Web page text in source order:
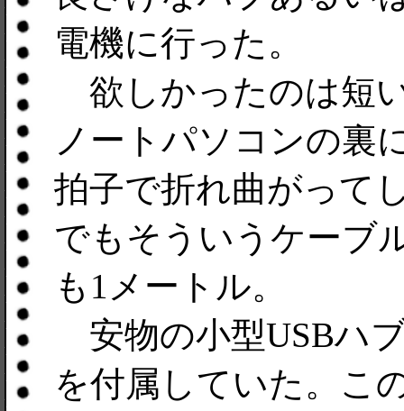
電機に行った。
欲しかったのは短
ノートパソコンの裏
拍子で折れ曲がって
でもそういうケーブ
も1メートル。
安物の小型USBハ
を付属していた。こ